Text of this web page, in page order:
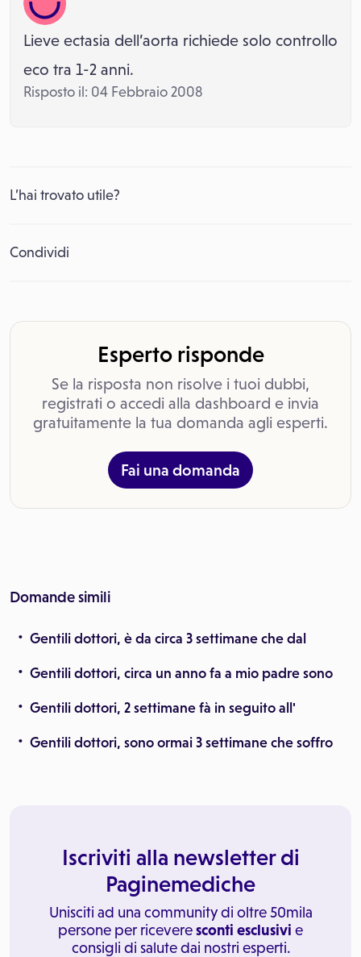
Lieve ectasia dell’aorta richiede solo controllo
eco tra 1-2 anni.
Risposto il: 04 Febbraio 2008
L’hai trovato utile?
Condividi
Esperto risponde
Se la risposta non risolve i tuoi dubbi,
registrati o accedi alla dashboard e invia
gratuitamente la tua domanda agli esperti.
Fai una domanda
Domande simili
Gentili dottori, è da circa 3 settimane che dal
Gentili dottori, circa un anno fa a mio padre sono
Gentili dottori, 2 settimane fà in seguito all'
Gentili dottori, sono ormai 3 settimane che soffro
Iscriviti alla newsletter di
Paginemediche
Unisciti ad una community di oltre 50mila
persone per riceveresconti esclusivi e
consigli di salute dai nostri esperti.